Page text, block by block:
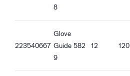
Încheietură tricotată
Funcție Touch screen
Bună aderență în condiții uscate
Bună aderență în condiții umede
8
223540667
Glove
Guide 582
9
12 120